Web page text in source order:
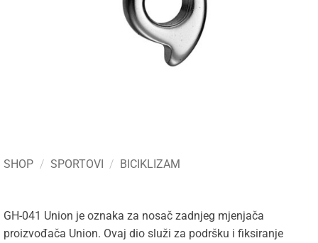
SHOP / SPORTOVI / BICIKLIZAM
GH-041 Union je oznaka za nosač zadnjeg mjenjača
proizvođača Union. Ovaj dio služi za podršku i fiksiranje